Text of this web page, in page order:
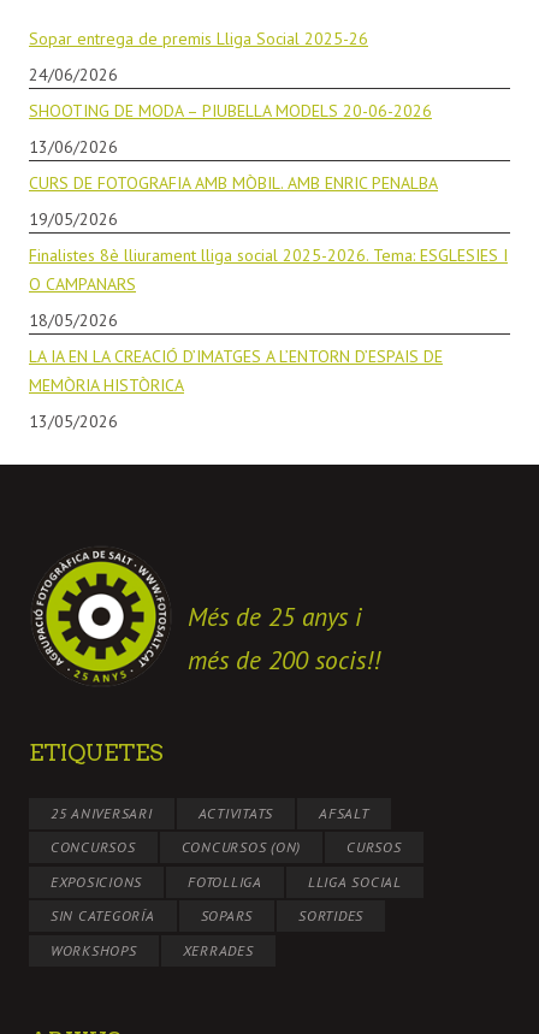
Sopar entrega de premis Lliga Social 2025-26
24/06/2026
SHOOTING DE MODA – PIUBELLA MODELS 20-06-2026
13/06/2026
CURS DE FOTOGRAFIA AMB MÒBIL. AMB ENRIC PENALBA
19/05/2026
Finalistes 8è lliurament lliga social 2025-2026. Tema: ESGLESIES I
O CAMPANARS
18/05/2026
LA IA EN LA CREACIÓ D’IMATGES A L’ENTORN D’ESPAIS DE
MEMÒRIA HISTÒRICA
13/05/2026
Més de 25 anys i
més de 200 socis!!
ETIQUETES
25 ANIVERSARI ACTIVITATS
AFSALT
CONCURSOS
CONCURSOS (ON)
CURSOS
EXPOSICIONS
FOTOLLIGA
LLIGA SOCIAL
SIN CATEGORÍA
SOPARS
SORTIDES
WORKSHOPS
XERRADES